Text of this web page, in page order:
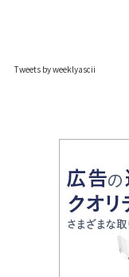
Tweets by weeklyascii